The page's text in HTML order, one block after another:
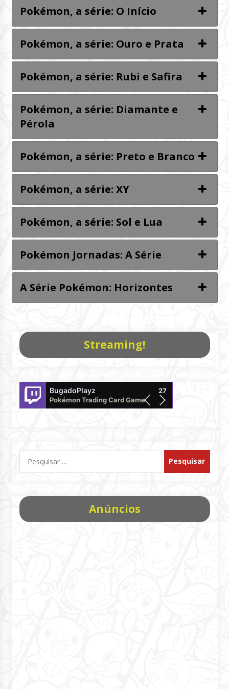
Pokémon, a série: O Início
Pokémon, a série: Ouro e Prata
Pokémon, a série: Rubi e Safira
Pokémon, a série: Diamante e
Pérola
Pokémon, a série: Preto e Branco
Pokémon, a série: XY
Pokémon, a série: Sol e Lua
Pokémon Jornadas: A Série
A Série Pokémon: Horizontes
Streaming!
BugadoPlayz
Pokémon Trading Card Game Live
27
por:
Anúncios